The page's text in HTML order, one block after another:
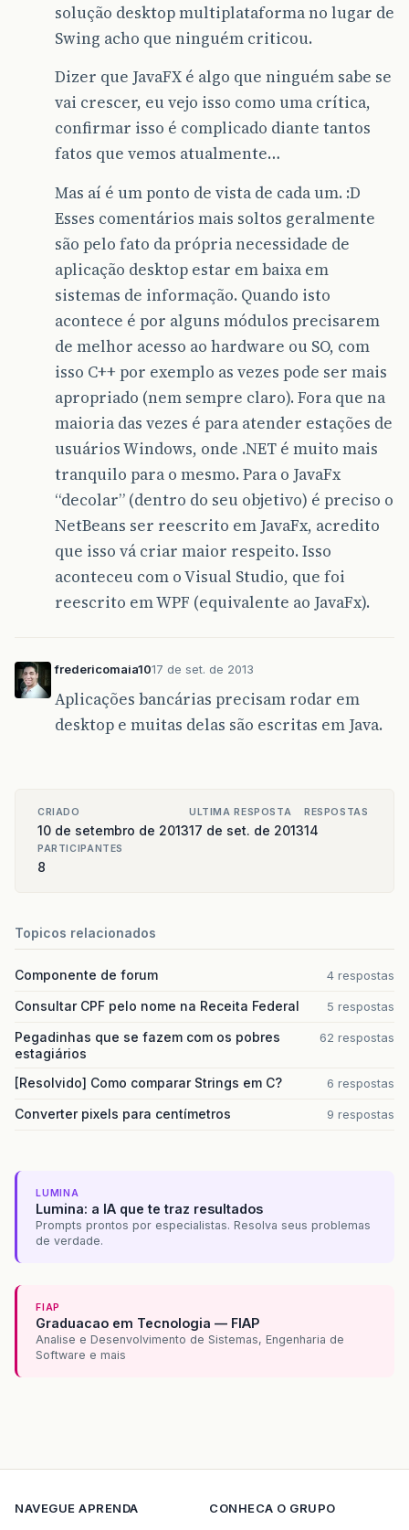
solução desktop multiplataforma no lugar de
Swing acho que ninguém criticou.
Dizer que JavaFX é algo que ninguém sabe se
vai crescer, eu vejo isso como uma crítica,
confirmar isso é complicado diante tantos
fatos que vemos atualmente…
Mas aí é um ponto de vista de cada um. :D
Esses comentários mais soltos geralmente
são pelo fato da própria necessidade de
aplicação desktop estar em baixa em
sistemas de informação. Quando isto
acontece é por alguns módulos precisarem
de melhor acesso ao hardware ou SO, com
isso C++ por exemplo as vezes pode ser mais
apropriado (nem sempre claro). Fora que na
maioria das vezes é para atender estações de
usuários Windows, onde .NET é muito mais
tranquilo para o mesmo. Para o JavaFx
“decolar” (dentro do seu objetivo) é preciso o
NetBeans ser reescrito em JavaFx, acredito
que isso vá criar maior respeito. Isso
aconteceu com o Visual Studio, que foi
reescrito em WPF (equivalente ao JavaFx).
fredericomaia1017 de set. de 2013
Aplicações bancárias precisam rodar em
desktop e muitas delas são escritas em Java.
CRIADO
10 de setembro de 2013
ULTIMA RESPOSTA
17 de set. de 2013
RESPOSTAS
14
PARTICIPANTES
8
Topicos relacionados
Componente de forum 4 respostas
Consultar CPF pelo nome na Receita Federal 5 respostas
Pegadinhas que se fazem com os pobres
estagiários
62 respostas
[Resolvido] Como comparar Strings em C? 6 respostas
Converter pixels para centímetros 9 respostas
LUMINA
Lumina: a IA que te traz resultados
Prompts prontos por especialistas. Resolva seus problemas
de verdade.
FIAP
Graduacao em Tecnologia — FIAP
Analise e Desenvolvimento de Sistemas, Engenharia de
Software e mais
NAVEGUE APRENDA
CONHECA O GRUPO